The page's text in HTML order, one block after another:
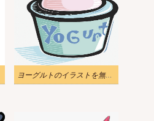
ヨーグルトのイラストを無料でダウンロード